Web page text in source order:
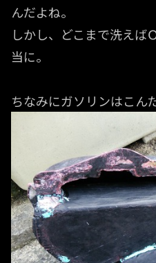
んだよね。
しかし、どこまで洗えば
当に。
ちなみにガソリンはこん